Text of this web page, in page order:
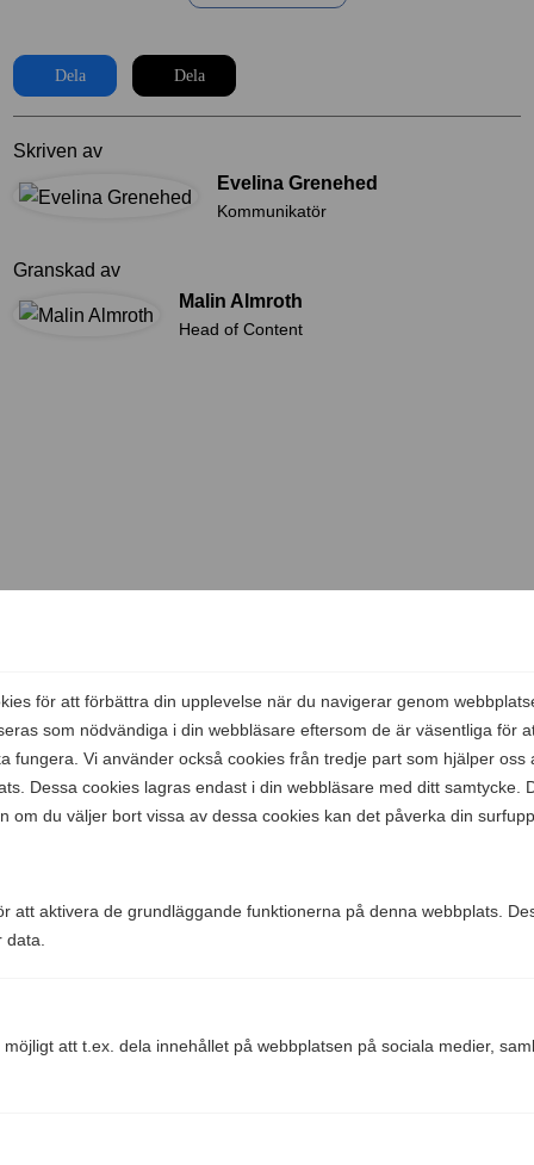
för att förbättra din upplevelse när du navigerar genom
som nödvändiga i din webbläsare eftersom de är väsentliga för
fungera. Vi använder också cookies från tredje part som hjälper oss
Dessa cookies lagras endast i din webbläsare med ditt samtycke.
om du väljer bort vissa av dessa cookies kan det påverka din
att aktivera de grundläggande funktionerna på denna webbplats.
att t.ex. dela innehållet på webbplatsen på sociala medier,
Dela Dela
Skriven av
Evelina Grenehed
Kommunikatör
Granskad av
Malin Almroth
Head of Content
Hjälpte den här informationen dig?